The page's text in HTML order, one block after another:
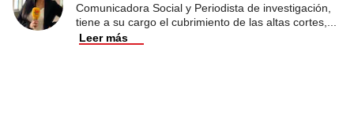
Comunicadora Social y Periodista de investigación,
tiene a su cargo el cubrimiento de las altas cortes,
Leer más